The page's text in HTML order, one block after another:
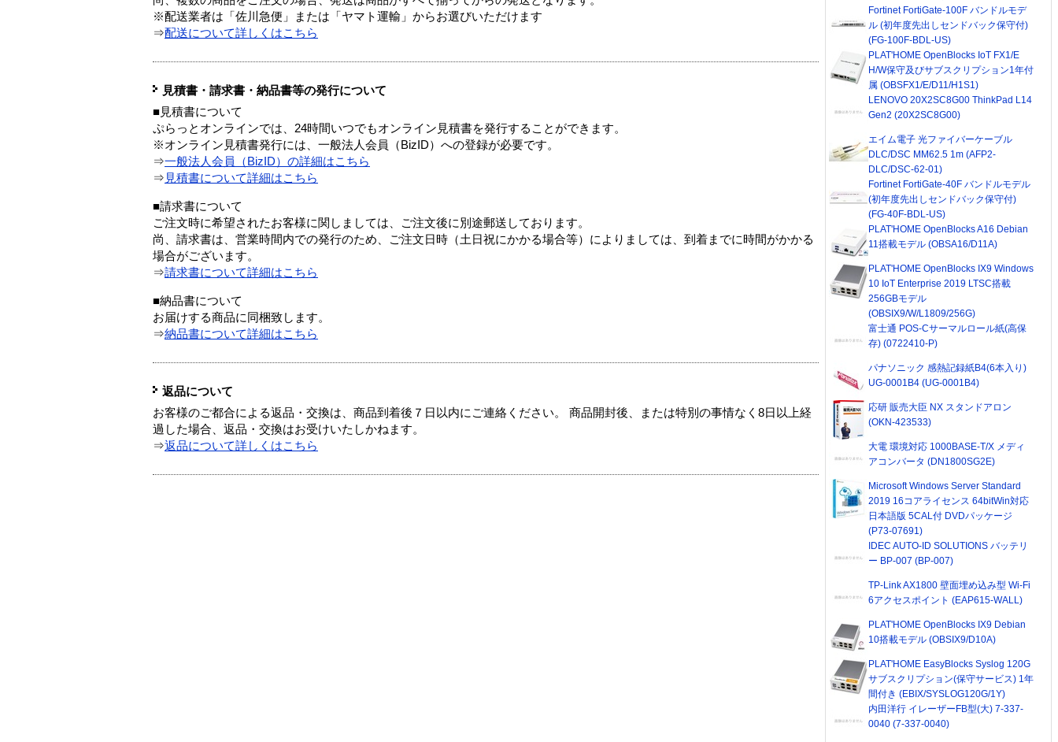
※配送業者は「佐川急便」または「ヤマト運輸」からお選びいただけます
⇒配送について詳しくはこちら
見積書・請求書・納品書等の発行について
■見積書について
ぷらっとオンラインでは、24時間いつでもオンライン見積書を発行することができます。
※オンライン見積書発行には、一般法人会員（BizID）への登録が必要です。
⇒一般法人会員（BizID）の詳細はこちら
⇒ 見積書について詳細はこちら
■請求書について
ご注文時に希望されたお客様に関しましては、ご注文後に別途郵送しております。
尚、請求書は、営業時間内での発行のため、ご注文日時（土日祝にかかる場合等）によりましては、到着までに時間がかかる
場合がございます。
⇒請求書について詳細はこちら
■納品書について
お届けする商品に同梱致します。
⇒納品書について詳細はこちら
返品について
お客様のご都合による返品・交換は、商品到着後７日以内にご連絡ください。 商品開封後、または特別の事情なく8日以上経
過した場合、返品・交換はお受けいたしかねます。
⇒返品について詳しくはこちら
Fortinet FortiGate-100F バンドルモデ
ル (初年度先出しセンドバック保守付)
(FG-100F-BDL-US)
PLAT'HOME OpenBlocks IoT FX1/E
H/W保守及びサブスクリプション1年付
属 (OBSFX1/E/D11/H1S1)
LENOVO 20X2SC8G00 ThinkPad L14
Gen2 (20X2SC8G00)
エイム電子 光ファイバーケーブル
DLC/DSC MM62.5 1m (AFP2-
DLC/DSC-62-01)
Fortinet FortiGate-40F バンドルモデル
(初年度先出しセンドバック保守付)
(FG-40F-BDL-US)
PLAT'HOME OpenBlocks A16 Debian
11搭載モデル (OBSA16/D11A)
PLAT'HOME OpenBlocks IX9 Windows
10 IoT Enterprise 2019 LTSC搭載
256GBモデル
(OBSIX9/W/L1809/256G)
富士通 POS-Cサーマルロール紙(高保
存) (0722410-P)
パナソニック 感熱記録紙B4(6本入り)
UG-0001B4 (UG-0001B4)
応研 販売大臣 NX スタンドアロン
(OKN-423533)
大電 環境対応 1000BASE-T/X メディ
アコンバータ (DN1800SG2E)
Microsoft Windows Server Standard
2019 16コアライセンス 64bitWin対応
日本語版 5CAL付 DVDパッケージ
(P73-07691)
IDEC AUTO-ID SOLUTIONS バッテリ
ー BP-007 (BP-007)
TP-Link AX1800 壁面埋め込み型 Wi-Fi
6アクセスポイント (EAP615-WALL)
PLAT'HOME OpenBlocks IX9 Debian
10搭載モデル (OBSIX9/D10A)
PLAT'HOME EasyBlocks Syslog 120G
サブスクリプション(保守サービス) 1年
間付き (EBIX/SYSLOG120G/1Y)
内田洋行 イレーザーFB型(大) 7-337-
0040 (7-337-0040)